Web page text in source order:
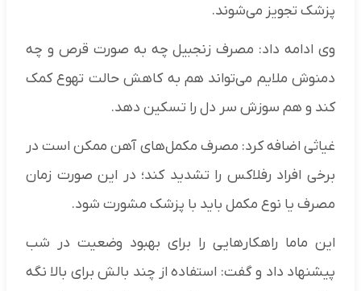
پزشک تجویز می‌شوند.
وی ادامه داد: مصرف زنجبیل چه به صورت قرص و چه
دمنوش ملایم می‌تواند هم به کاهش حالت تهوع کمک
کند و هم سوزش سر دل را تسکین دهد.
غیاثی اضافه کرد: مصرف مکمل‌های آهن ممکن است در
برخی افراد رفلاکس را تشدید کند؛ در این صورت زمان
مصرف یا نوع مکمل باید با پزشک مشورت شود.
این ماما راهکارهایی را برای بهبود وضعیت در شب
پیشنهاد داد و گفت: استفاده از چند بالش برای بالا نگه